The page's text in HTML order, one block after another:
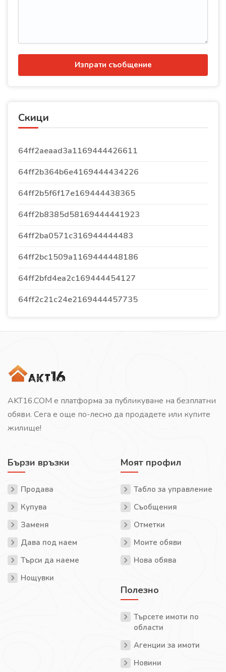
Изпрати съобщение
Скици
64ff2aeaad3a1169444426611
64ff2b364b6e4169444434226
64ff2b5f6f17e169444438365
64ff2b8385d58169444441923
64ff2ba0571c316944444483
64ff2bc1509a1169444448186
64ff2bfd4ea2c169444454127
64ff2c21c24e2169444457735
AKT16.COM е платформа за публикуване на безплатни
обяви. Сега е още по-лесно да продадете или купите
жилище!
Бързи връзки
Продава
Купува
Заменя
Дава под наем
Търси да наеме
Нощувки
Моят профил
Табло за управление
Съобщения
Отметки
Моите обяви
Нова обява
Полезно
Търсете имоти по
области
Агенции за имоти
Новини